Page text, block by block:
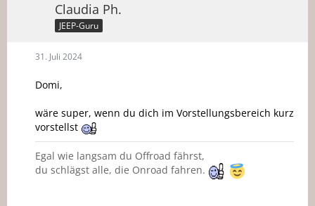
Claudia Ph.
JEEP-Guru
31. Juli 2024
Domi,
wäre super, wenn du dich im Vorstellungsbereich kurz
vorstellst
Egal wie langsam du Offroad fährst,
du schlägst alle, die Onroad fahren.